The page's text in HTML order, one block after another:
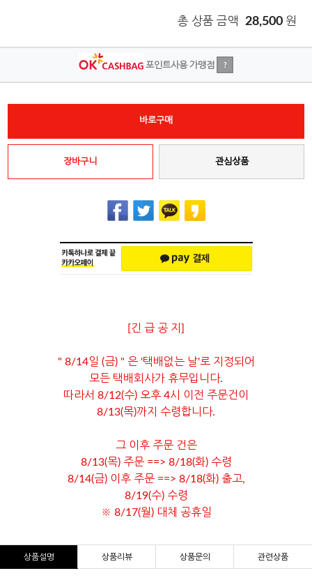
총 상품 금액 28,500 원
포인트사용 가맹점 ?
바로구매
장바구니 관심상품
[긴 급 공 지]
" 8/14일 (금) " 은 '택배없는 날'로 지정되어
모든 택배회사가 휴무입니다.
따라서 8/12(수) 오후 4시 이전 주문건이
8/13(목)까지 수령합니다.
그 이후 주문 건은
8/13(목) 주문 ==> 8/18(화) 수령
8/14(금) 이후 주문 ==> 8/18(화) 출고,
8/19(수) 수령
※ 8/17(월) 대체 공휴일
상품설명 상품리뷰 상품문의 관련상품